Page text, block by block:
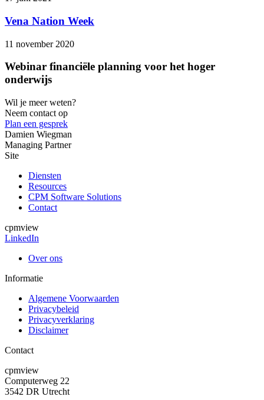
Vena Nation Week
11 november 2020
Webinar financiële planning voor het hoger
onderwijs
Wil je meer weten?
Neem contact op
Plan een gesprek
Damien Wiegman
Managing Partner
Site
Diensten
Resources
CPM Software Solutions
Contact
cpmview
LinkedIn
Over ons
Informatie
Algemene Voorwaarden
Privacybeleid
Privacyverklaring
Disclaimer
Contact
cpmview
Computerweg 22
3542 DR Utrecht